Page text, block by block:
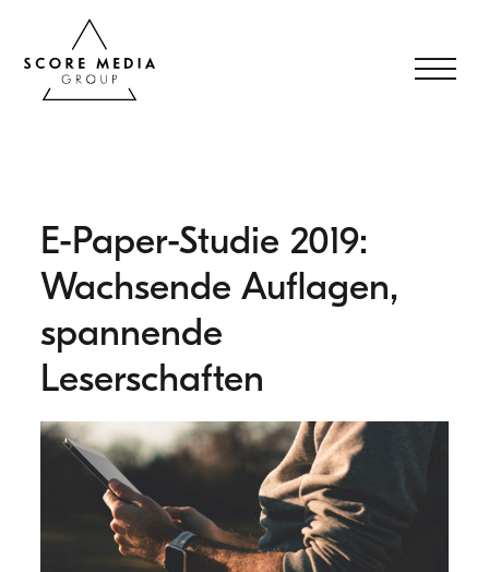
E-Paper-Studie 2019:
Wachsende Auflagen,
spannende
Leserschaften